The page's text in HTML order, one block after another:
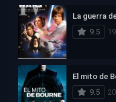
9.5
El mito de
9.5